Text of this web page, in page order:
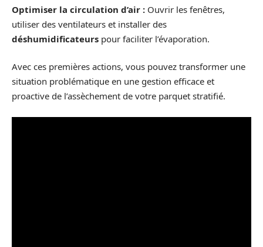
Optimiser la circulation d’air : Ouvrir les fenêtres,
utiliser des ventilateurs et installer des
déshumidificateurs pour faciliter l’évaporation.
Avec ces premières actions, vous pouvez transformer une
situation problématique en une gestion efficace et
proactive de l’assèchement de votre parquet stratifié.